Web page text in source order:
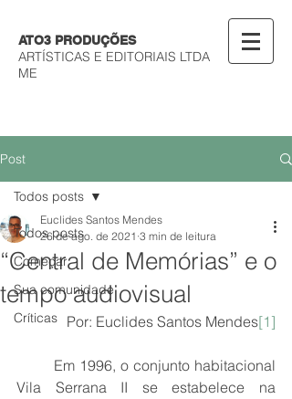
ATO3 PRODUÇÕES
ARTÍSTICAS E EDITORIAIS LTDA
ME
Post
Todos posts
Começar
Sua comunidade
Críticas
Todos posts
“Central de Memórias” e o
tempo audiovisual
Euclides Santos Mendes
26 de ago. de 2021 3 min de leitura
Por: Euclides Santos Mendes[1]
Vila Serrana II se estabelece na